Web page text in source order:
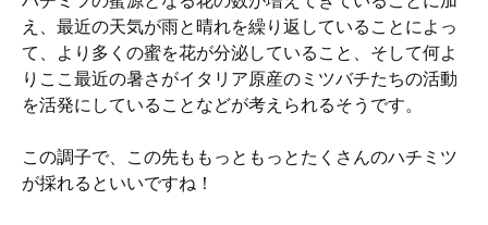
え、最近の天気が雨と晴れを繰り返していることによっ
て、より多くの蜜を花が分泌していること、そして何よ
りここ最近の暑さがイタリア原産のミツバチたちの活動
を活発にしていることなどが考えられるそうです。
この調子で、この先ももっともっとたくさんのハチミツ
が採れるといいですね！